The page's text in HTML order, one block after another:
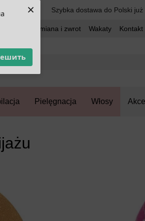
× Szybka dostawa do Polski już
Wymiana i zwrot Wakaty Kontakt
Pielęgnacja Włosy